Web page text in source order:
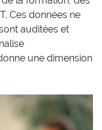
Ces données ne
auditées et
une dimension